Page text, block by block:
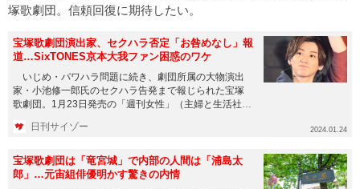
塚歌劇団。信頼回復に期待したい。
宝塚歌劇団演出家、セクハラ否定「お咎めなし」報
道…SixTONES京本大我ファン困惑のワケ
いじめ・パワハラ問題に続き、劇団所属の大物演出
家・小池修一郎氏のセクハラ告発まで報じられた宝塚
歌劇団。1月23日発売の「週刊女性」（主婦と生活社）
日刊サイゾー 2024.01.24
宝塚歌劇団は「竜宮城」で内部の人間は「浦島太
郎」…元宙組俳優明かす驚きの内情